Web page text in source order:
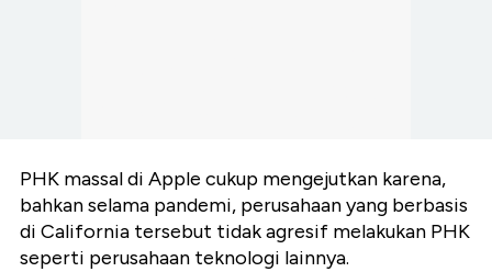
PHK massal di Apple cukup mengejutkan karena,
bahkan selama pandemi, perusahaan yang berbasis
di California tersebut tidak agresif melakukan PHK
seperti perusahaan teknologi lainnya.